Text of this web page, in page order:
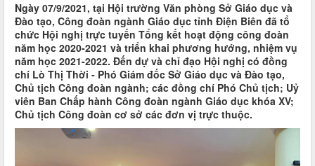
Ngày 07/9/2021, tại Hội trường Văn phòng Sở Giáo dục và
Đào tạo, Công đoàn ngành Giáo dục tỉnh Điện Biên đã tổ
chức Hội nghị trực tuyến Tổng kết hoạt động công đoàn
năm học 2020-2021 và triển khai phương hướng, nhiệm vụ
năm học 2021-2022. Đến dự và chỉ đạo Hội nghị có đồng
chí Lò Thị Thời - Phó Giám đốc Sở Giáo dục và Đào tạo,
Chủ tịch Công đoàn ngành; các đồng chí Phó Chủ tịch; Uỷ
viên Ban Chấp hành Công đoàn ngành Giáo dục khóa XV;
Chủ tịch Công đoàn cơ sở các đơn vị trực thuộc.